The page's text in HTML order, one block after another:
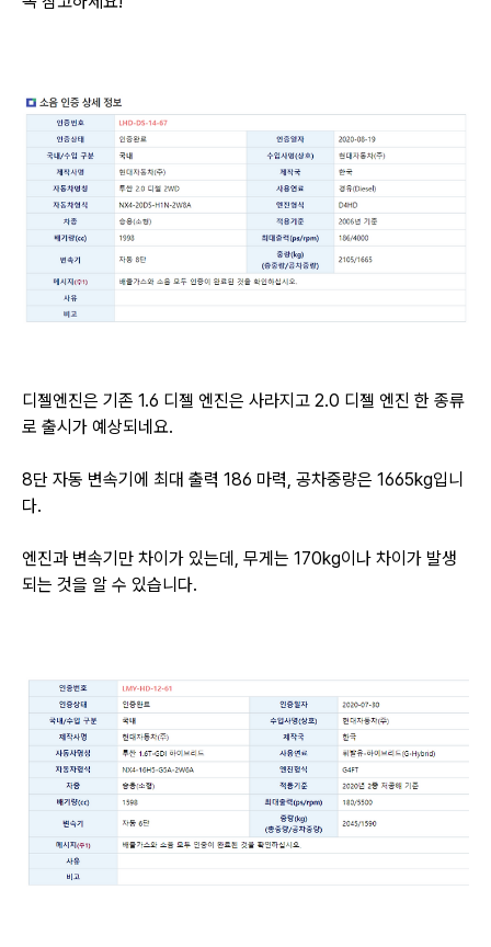
디젤엔진은 기존 1.6 디젤 엔진은 사라지고 2.0 디젤 엔진 한 종류
로 출시가 예상되네요.
8단 자동 변속기에 최대 출력 186 마력, 공차중량은 1665kg입니
다.
엔진과 변속기만 차이가 있는데, 무게는 170kg이나 차이가 발생
되는 것을 알 수 있습니다.